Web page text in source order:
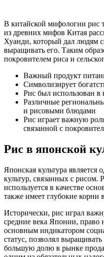
В китайской мифологии рис
из древних мифов Китая
Хуанди, который дал людям
выращивать его. Таким
покровителем риса и
Важный продукт
Символизирует
Рис был использован в
Различные
и рисовыми блюдами
Рис играет важную
связанной с
Рис в японской
Японская культура является
культур, связанных с рисом.
используется в качестве
также имеет глубокие корни
Исторически, рис играл
средние века Японии, право
основным индикатором
статус, позволял
большую долю в рынке